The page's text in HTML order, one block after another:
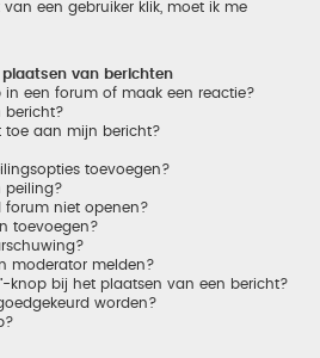
een gebruiker klik, moet ik me
van berichten
in een forum of maak een reactie?
bericht?
toe aan mijn bericht?
toevoegen?
peiling?
forum niet openen?
toevoegen?
moderator melden?
knop bij het plaatsen van een bericht?
worden?